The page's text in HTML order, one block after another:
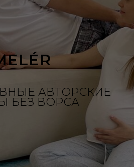
АВТОРСКИЕ
БЕЗ ВОРСА